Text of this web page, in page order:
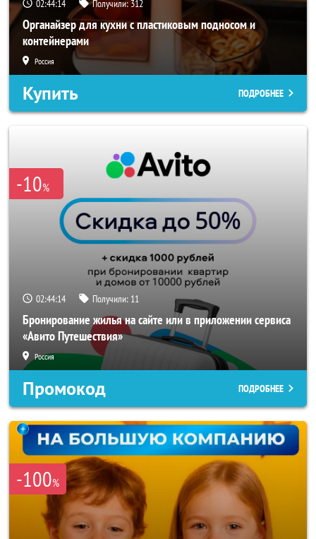
02:44:11 Получили: 312
Органайзер для кухни с пластиковым подносом и
контейнерами
Россия
Купить ПОДРОБНЕЕ
-10%
02:44:11 Получили: 11
Бронирование жилья на сайте или в приложении сервиса
«Авито Путешествия»
Россия
Промокод ПОДРОБНЕЕ
-100%